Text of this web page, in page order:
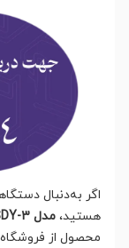
اگر به‌دنبال
هستید، مدل SDY-3
محصول از فروشگاه